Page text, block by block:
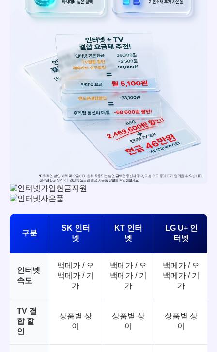
구분
SK 인터
넷
KT 인터
넷
LG U+ 인
터넷
인터넷
속도
백메가 / 오
백메가 / 기
가
백메가 / 오
백메가 / 기
가
백메가 / 오
백메가 / 기
가
TV 결
합 할
인
상품별 상
이
상품별 상
이
상품별 상
이